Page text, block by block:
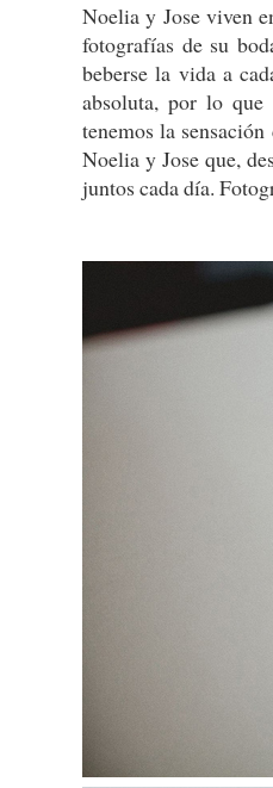
Noelia y Jose viven
fotografías de su
beberse la vida a
absoluta, por lo que
tenemos la
Noelia y Jose que,
juntos cada día.